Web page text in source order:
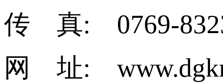
传 真: 0769-
网 址: